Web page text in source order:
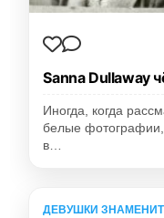
Sanna Dullaway
Иногда, когда
белые
в…
ДЕВУШКИ